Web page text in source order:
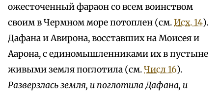
ожесточенный фараон со всем воинством
своим в Чермном море потоплен (см.Исх. 14).
Дафана и Авирона, восставших на Моисея и
Аарона, с единомышленниками их в пустыне
живыми земля поглотила (см.Числ 16).
Разверзлась земля, и поглотила Дафана, и